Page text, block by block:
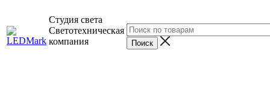
Студия света
Светотехническая
компания